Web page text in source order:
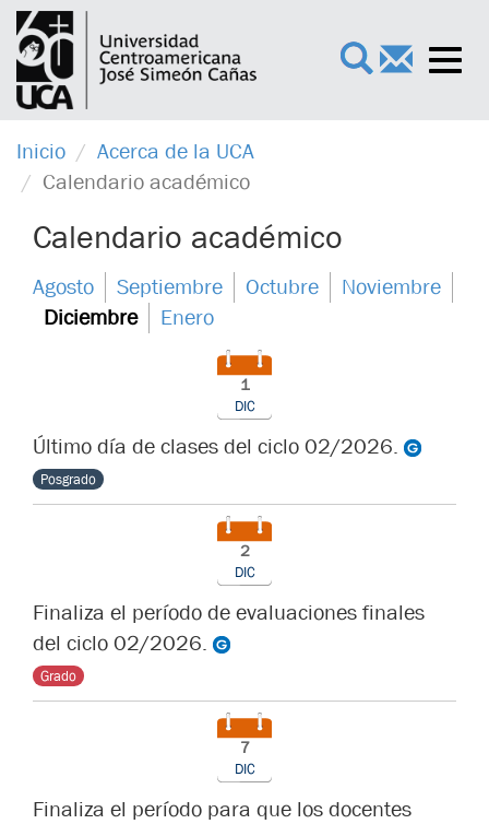
×
Inicio
Acerca de la UCA
Calendario académico
Calendario académico
Agosto Septiembre Octubre
Noviembre
Diciembre
Enero
1
DIC
Último día de clases del ciclo 02/2026.
Posgrado
2
DIC
Finaliza el período de evaluaciones finales
del ciclo 02/2026.
Grado
7
DIC
Finaliza el período para que los docentes